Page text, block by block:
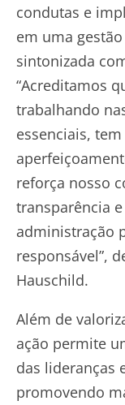
condutas e
em uma
sintonizada
“Acreditamos
trabalhando
essenciais,
reforça nosso
transparência
administração
responsável”,
Hauschild.
Além de
ação permite
das lideranças
promovendo